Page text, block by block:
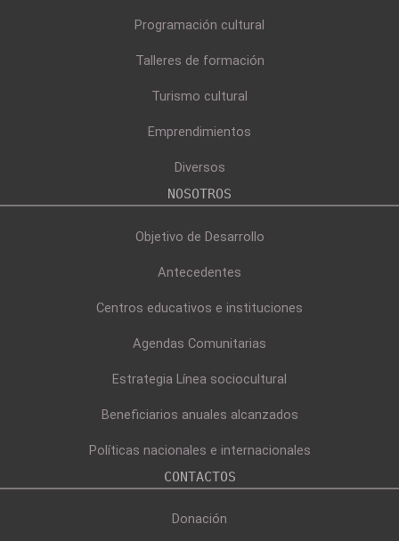
Programación cultural
Talleres de formación
Turismo cultural
Emprendimientos
Diversos
NOSOTROS
Objetivo de Desarrollo
Antecedentes
Centros educativos e instituciones
Agendas Comunitarias
Estrategia Línea sociocultural
Beneficiarios anuales alcanzados
Políticas nacionales e internacionales
CONTACTOS
Donación